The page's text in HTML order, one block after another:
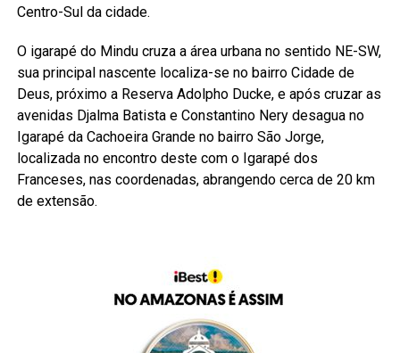
Centro-Sul da cidade.
O igarapé do Mindu cruza a área urbana no sentido NE-SW,
sua principal nascente localiza-se no bairro Cidade de
Deus, próximo a Reserva Adolpho Ducke, e após cruzar as
avenidas Djalma Batista e Constantino Nery desagua no
Igarapé da Cachoeira Grande no bairro São Jorge,
localizada no encontro deste com o Igarapé dos
Franceses, nas coordenadas, abrangendo cerca de 20 km
de extensão.